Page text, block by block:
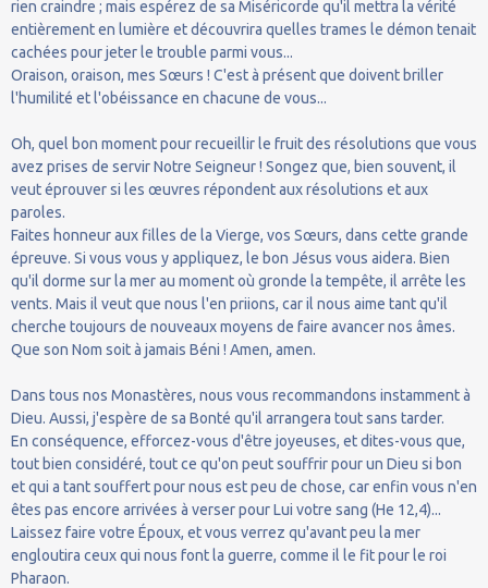
rien craindre ; mais espérez de sa Miséricorde qu'il mettra la vérité
entièrement en lumière et découvrira quelles trames le démon tenait
cachées pour jeter le trouble parmi vous...
Oraison, oraison, mes Sœurs ! C'est à présent que doivent briller
l'humilité et l'obéissance en chacune de vous...
Oh, quel bon moment pour recueillir le fruit des résolutions que vous
avez prises de servir Notre Seigneur ! Songez que, bien souvent, il
veut éprouver si les œuvres répondent aux résolutions et aux
paroles.
Faites honneur aux filles de la Vierge, vos Sœurs, dans cette grande
épreuve. Si vous vous y appliquez, le bon Jésus vous aidera. Bien
qu'il dorme sur la mer au moment où gronde la tempête, il arrête les
vents. Mais il veut que nous l'en priions, car il nous aime tant qu'il
cherche toujours de nouveaux moyens de faire avancer nos âmes.
Que son Nom soit à jamais Béni ! Amen, amen.
Dans tous nos Monastères, nous vous recommandons instamment à
Dieu. Aussi, j'espère de sa Bonté qu'il arrangera tout sans tarder.
En conséquence, efforcez-vous d'être joyeuses, et dites-vous que,
tout bien considéré, tout ce qu'on peut souffrir pour un Dieu si bon
et qui a tant souffert pour nous est peu de chose, car enfin vous n'en
êtes pas encore arrivées à verser pour Lui votre sang (He 12,4)...
Laissez faire votre Époux, et vous verrez qu'avant peu la mer
engloutira ceux qui nous font la guerre, comme il le fit pour le roi
Pharaon.